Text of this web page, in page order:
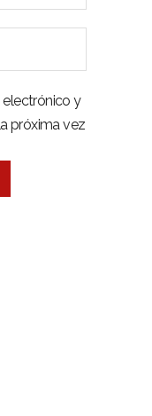
electrónico y
próxima vez